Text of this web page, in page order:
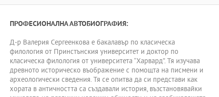
ПРОФЕСИОНАЛНА АВТОБИОГРАФИЯ:
Д-р Валерия Сергеенкова е бакалавър по класическа
филология от Принстънския университет и доктор по
класическа филология от университета “Харвард”. Тя изучава
древното историческо въображение с помощта на писмени и
археологически сведения. Тя се опитва да си представи как
хората в античността са създавали история, възстановявайки